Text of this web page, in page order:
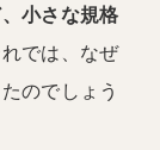
小さな規格
では、なぜ
のでしょう